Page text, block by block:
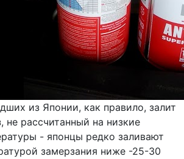
из Японии, как правило, залит
не рассчитанный на низкие
- японцы редко заливают
замерзания ниже -25-30